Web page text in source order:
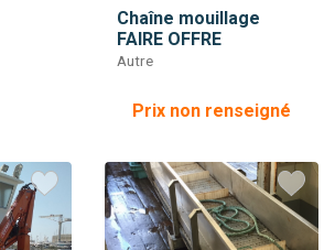
Chaîne mouillage
FAIRE OFFRE
Autre
Prix non renseigné